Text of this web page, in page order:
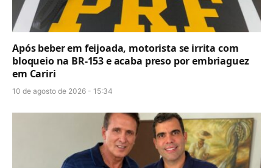
Após beber em feijoada, motorista se irrita com
bloqueio na BR-153 e acaba preso por embriaguez
em Cariri
10 de agosto de 2026 - 15:34